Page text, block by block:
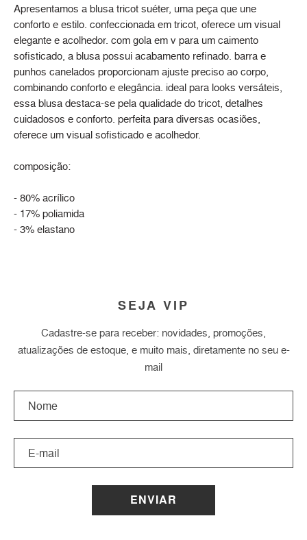
Apresentamos a blusa tricot suéter, uma peça que une
conforto e estilo. confeccionada em tricot, oferece um visual
elegante e acolhedor. com gola em v para um caimento
sofisticado, a blusa possui acabamento refinado. barra e
punhos canelados proporcionam ajuste preciso ao corpo,
combinando conforto e elegância. ideal para looks versáteis,
essa blusa destaca-se pela qualidade do tricot, detalhes
cuidadosos e conforto. perfeita para diversas ocasiões,
oferece um visual sofisticado e acolhedor.
composição:
- 80% acrílico
- 17% poliamida
- 3% elastano
SEJA VIP
Cadastre-se para receber: novidades, promoções,
atualizações de estoque, e muito mais, diretamente no seu e-
mail
ENVIAR